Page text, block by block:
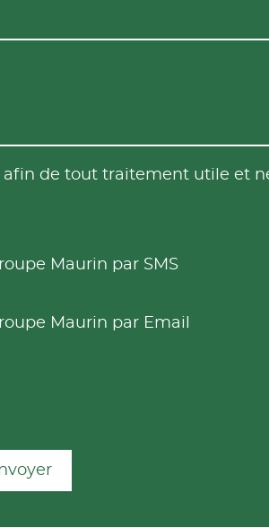
de tout traitement utile et
Maurin par SMS
Maurin par Email